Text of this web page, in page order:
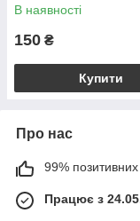
В наявності
150 ₴
Купити
Про нас
99% позитивних
Працює з